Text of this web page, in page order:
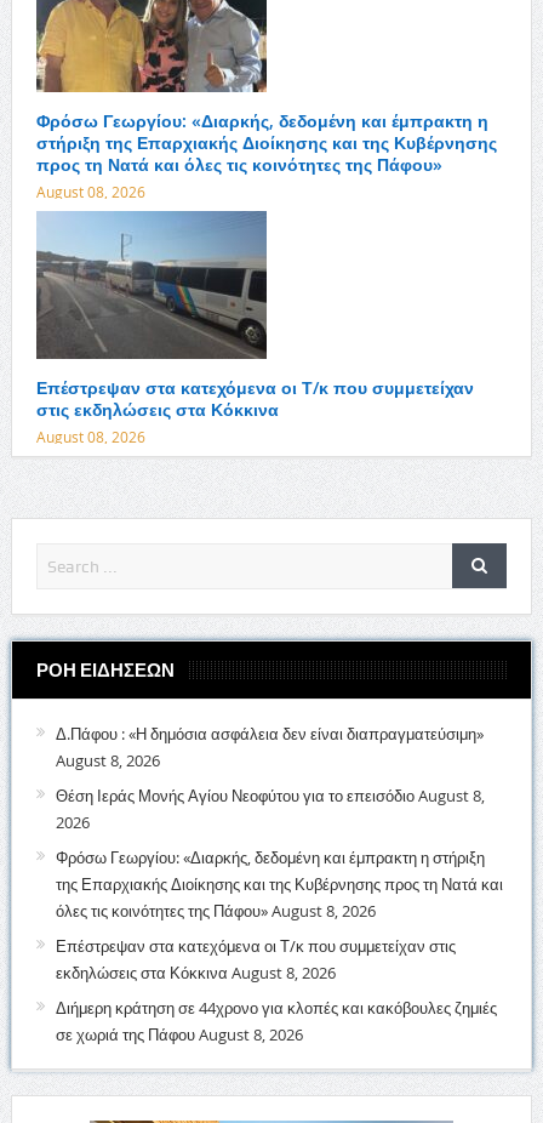
Φρόσω Γεωργίου: «Διαρκής, δεδομένη και έμπρακτη η
στήριξη της Επαρχιακής Διοίκησης και της Κυβέρνησης
προς τη Νατά και όλες τις κοινότητες της Πάφου»
August 08, 2026
Επέστρεψαν στα κατεχόμενα οι Τ/κ που συμμετείχαν
στις εκδηλώσεις στα Κόκκινα
August 08, 2026
ΡΟΗ ΕΙΔΗΣΕΩΝ
Δ.Πάφου : «Η δημόσια ασφάλεια δεν είναι διαπραγματεύσιμη»
August 8, 2026
Θέση Ιεράς Μονής Αγίου Νεοφύτου για το επεισόδιοAugust 8,
2026
Φρόσω Γεωργίου: «Διαρκής, δεδομένη και έμπρακτη η στήριξη
της Επαρχιακής Διοίκησης και της Κυβέρνησης προς τη Νατά και
όλες τις κοινότητες της Πάφου»August 8, 2026
Επέστρεψαν στα κατεχόμενα οι Τ/κ που συμμετείχαν στις
εκδηλώσεις στα Κόκκινα August 8, 2026
Διήμερη κράτηση σε 44χρονο για κλοπές και κακόβουλες ζημιές
σε χωριά της ΠάφουAugust 8, 2026